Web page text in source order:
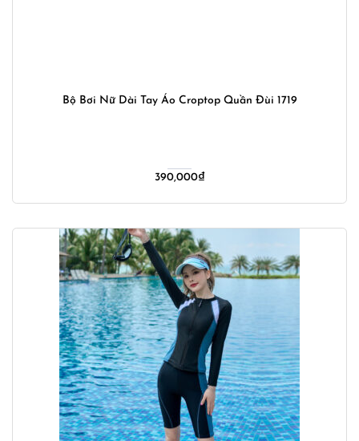
Bộ Bơi Nữ Dài Tay Áo Croptop Quần Đùi 1719
390,000₫